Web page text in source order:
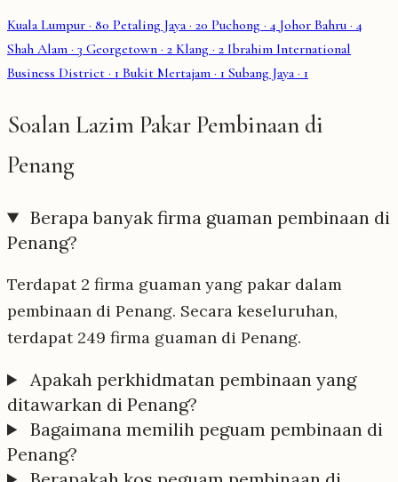
Kuala Lumpur · 80 Petaling Jaya· 20 Puchong · 4 Johor Bahru · 4
Shah Alam · 3 Georgetown · 2 Klang · 2 Ibrahim International
Business District · 1 Bukit Mertajam · 1 Subang Jaya· 1
Soalan Lazim Pakar Pembinaan di
Penang
Berapa banyak firma guaman pembinaan di
Penang?
Terdapat 2 firma guaman yang pakar dalam
pembinaan di Penang. Secara keseluruhan,
terdapat 249 firma guaman di Penang.
Apakah perkhidmatan pembinaan yang
ditawarkan di Penang?
Bagaimana memilih peguam pembinaan di
Penang?